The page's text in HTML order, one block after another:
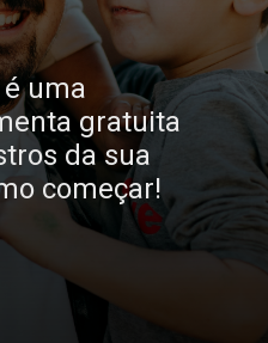
uma
gratuita
da sua
começar!